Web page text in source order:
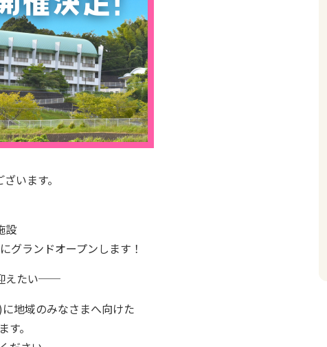
います。
設
グランドオープンします！
えたい──
地域のみなさまへ向けた
。